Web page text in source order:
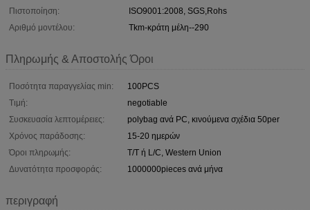
Πιστοποίηση:
ISO9001:2008, SGS,Rohs
Αριθμό μοντέλου:
Tkm-κράτη μέλη--290
Πληρωμής & Αποστολής Όροι
Ποσότητα παραγγελίας min:
100PCS
Τιμή:
negotiable
Συσκευασία λεπτομέρειες:
polybag ανά PC, κινούμενα σχέδια 50per
Χρόνος παράδοσης:
15-20 ημερών
Όροι πληρωμής:
T/T ή L/C, Western Union
Δυνατότητα προσφοράς:
1000000pieces ανά μήνα
περιγραφή